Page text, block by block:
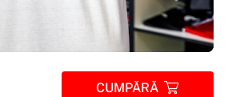
CUMPĂRĂ